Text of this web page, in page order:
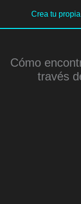
contenido
Crea tu
Cómo
través